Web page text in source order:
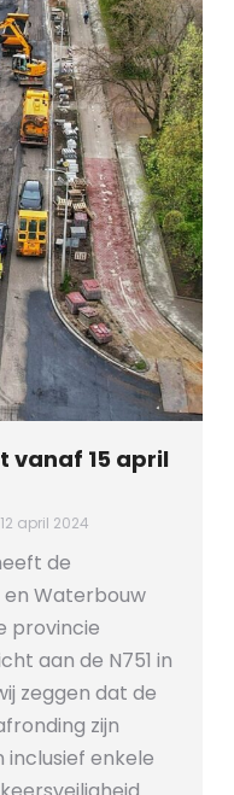
vanaf 15 april
12 april 2024
de
Waterbouw
provincie
aan de N751 in
zeggen dat de
zijn
inclusief enkele